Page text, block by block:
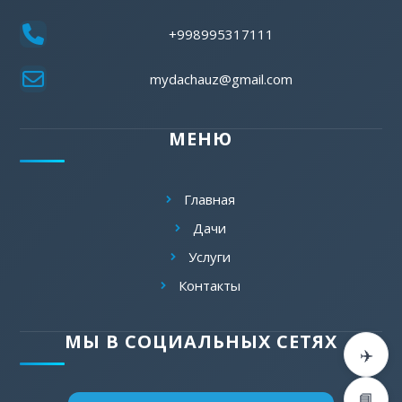
+998995317111
mydachauz@gmail.com
МЕНЮ
Главная
Дачи
Услуги
Контакты
МЫ В СОЦИАЛЬНЫХ СЕТЯХ
✈️